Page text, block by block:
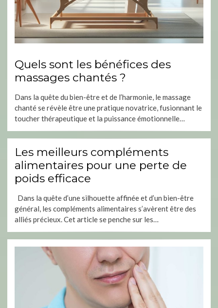
Quels sont les bénéfices des
massages chantés ?
Dans la quête du bien-être et de l’harmonie, le massage
chanté se révèle être une pratique novatrice, fusionnant le
toucher thérapeutique et la puissance émotionnelle…
Les meilleurs compléments
alimentaires pour une perte de
poids efficace
Dans la quête d’une silhouette affinée et d’un bien-être
général, les compléments alimentaires s’avèrent être des
alliés précieux. Cet article se penche sur les…